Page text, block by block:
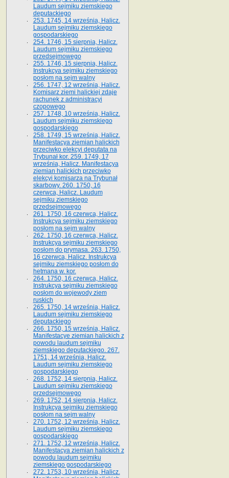
Laudum sejmiku ziemskiego
deputackiego
253. 1745, 14 września, Halicz.
Laudum sejmiku ziemskiego
gospodarskiego
254. 1746, 15 sierpnia, Halicz.
Laudum sejmiku ziemskiego
przedsejmowego
255. 1746, 15 sierpnia, Halicz.
Instrukcya sejmiku ziemskiego
posłom na sejm walny
256. 1747, 12 września, Halicz.
Komisarz ziemi halickiej zdaje
rachunek z administracyi
czopowego
257. 1748, 10 września, Halicz.
Laudum sejmiku ziemskiego
gospodarskiego
258. 1749, 15 września, Halicz.
Manifestacya ziemian halickich
przeciwko elekcyi deputata na
Trybunał kor. 259. 1749, 17
września, Halicz. Manifestacya
ziemian halickich przeciwko
elekcyi komisarza na Trybunał
skarbowy. 260. 1750, 16
czerwca, Halicz. Laudum
sejmiku ziemskiego
przedsejmowego
261. 1750, 16 czerwca, Halicz.
Instrukcya sejmiku ziemskiego
posłom na sejm walny
262. 1750, 16 czerwca, Halicz.
Instrukcya sejmiku ziemskiego
posłom do prymasa. 263. 1750,
16 czerwca, Halicz. Instrukcya
sejmiku ziemskiego posłom do
hetmana w. kor.
264. 1750, 16 czerwca, Halicz.
Instrukcya sejmiku ziemskiego
posłom do wojewody ziem
ruskich
265. 1750, 14 września, Halicz.
Laudum sejmiku ziemskiego
deputackiego
266. 1750, 15 września, Halicz.
Manifestacye ziemian halickich z
powodu laudum sejmiku
ziemskiego deputackiego. 267.
1751, 14 września, Halicz.
Laudum sejmiku ziemskiego
gospodarskiego
268. 1752, 14 sierpnia, Halicz.
Laudum sejmiku ziemskiego
przedsejmowego
269. 1752, 14 sierpnia, Halicz.
Instrukcya sejmiku ziemskiego
posłom na sejm walny
270. 1752, 12 września, Halicz.
Laudum sejmiku ziemskiego
gospodarskiego
271. 1752, 12 września, Halicz.
Manifestacya ziemian halickich z
powodu laudum sejmiku
ziemskiego gospodarskiego
272. 1753, 10 września, Halicz.